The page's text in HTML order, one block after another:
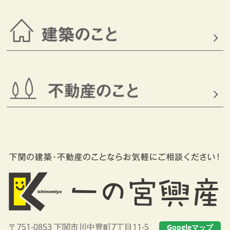
〒751-0853 下関市川中豊町7丁目11-5 Googleマップ